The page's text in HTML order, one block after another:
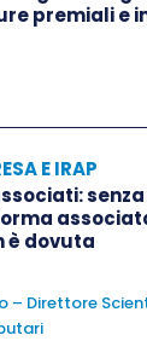
civ.
premiali e
E IRAP
senza
è dovuta
– Direttore